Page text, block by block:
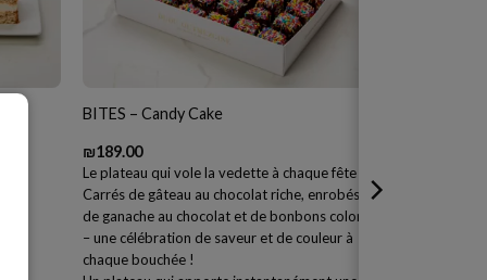
et
BITES – Candy Cake
₪189.00
Le plateau qui vole la vedette à chaque fête 🎁
Carrés de gâteau au chocolat riche, enrobés
de ganache au chocolat et de bonbons colorés
– une célébration de saveur et de couleur à
chaque bouchée !